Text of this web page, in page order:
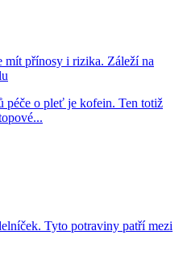
mít přínosy i rizika. Záleží na
péče o pleť je kofein. Ten totiž
Tyto potraviny patří mezi